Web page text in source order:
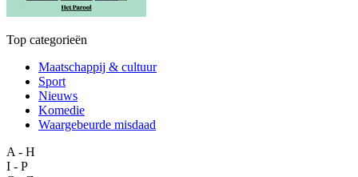
Top categorieën
Maatschappij & cultuur
Sport
Nieuws
Komedie
Waargebeurde misdaad
A - H
I - P